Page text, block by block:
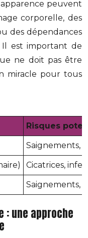
peuvent
corporelle, des
des dépendances
Il est important de
ne doit pas être
miracle pour tous
Risques
Saignements,
Cicatrices,
Saignements,
: une approche